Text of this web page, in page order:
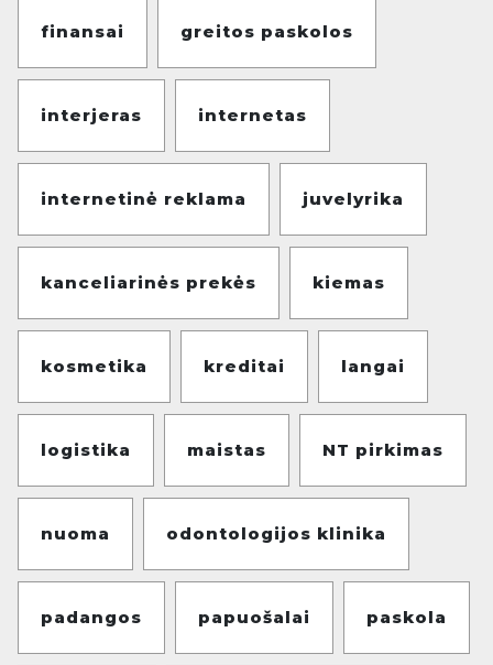
finansai greitos paskolos
interjeras internetas
internetinė reklama juvelyrika
kanceliarinės prekės kiemas
kosmetika kreditai langai
logistika maistas NT pirkimas
nuoma odontologijos klinika
padangos papuošalai paskola